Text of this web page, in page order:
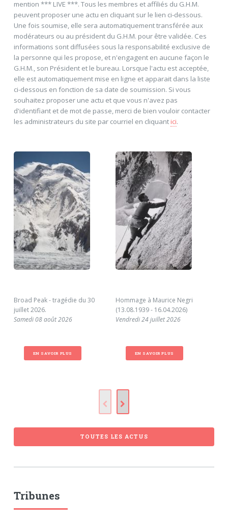
mention *** LIVE ***. Tous les membres et affiliés du G.H.M.
peuvent proposer une actu en cliquant sur le lien ci-dessous.
Une fois soumise, elle sera automatiquement transférée aux
modérateurs ou au président du G.H.M. pour être validée. Ces
informations sont diffusées sous la responsabilité exclusive de
la personne qui les propose, et n'engagent en aucune façon le
G.H.M., son Président et le bureau. Lorsque l'actu est acceptée,
elle est automatiquement mise en ligne et apparait dans la liste
ci-dessous en fonction de sa date de soumission. Si vous
souhaitez proposer une actu et que vous n'avez pas
d'identifiant et de mot de passe, merci de bien vouloir contacter
les administrateurs du site par courriel en cliquantici.
Broad Peak - tragédie du 30
juillet 2026.
Samedi 08 août 2026
EN SAVOIR PLUS
Hommage à Maurice Negri
(13.08.1939 - 16.04.2026)
Vendredi 24 juillet 2026
EN SAVOIR PLUS
TOUTES LES ACTUS
Tribunes